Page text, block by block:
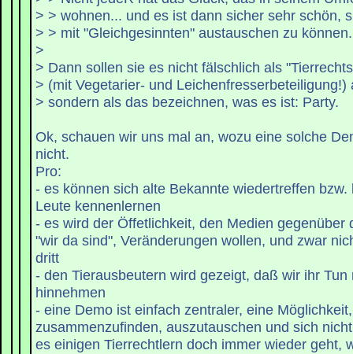
> > wohnen... und es ist dann sicher sehr schön,
> > mit "Gleichgesinnten" austauschen zu können.
>
> Dann sollen sie es nicht fälschlich als
> (mit Vegetarier- und Leichenfresserbeteiligung!)
> sondern als das bezeichnen, was es ist: Party.
Ok, schauen wir uns mal an, wozu eine solche
nicht.
Pro:
- es können sich alte Bekannte wiedertreffen
Leute kennenlernen
- es wird der Öffetlichkeit, den Medien gegenüber
"wir da sind", Veränderungen wollen, und zwar
dritt
- den Tierausbeutern wird gezeigt, daß wir ihr
hinnehmen
- eine Demo ist einfach zentraler, eine
zusammenzufinden, auszutauschen und sich
es einigen Tierrechtlern doch immer wieder geht,